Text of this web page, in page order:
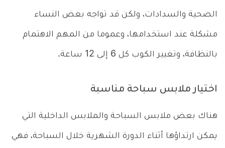
الصحية والسدادات، ولكن قد تواجه بعض النساء
مشكلة عند استخدامها، وعموما من المهم الاهتمام
بالنظافة، وتغيير الكوب كل 6 إلى 12 ساعة.
اختيار ملابس سباحة مناسبة
هناك بعض ملابس السباحة والملابس الداخلية التي
يمكن ارتداؤها أثناء الدورة الشهرية خلال السباحة، فهي